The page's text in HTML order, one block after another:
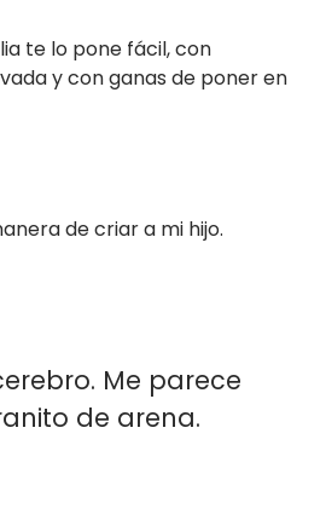
te lo pone fácil, con
y con ganas de poner en
de criar a mi hijo.
Me parece
de arena.